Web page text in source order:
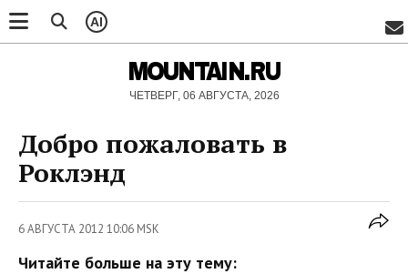
AI
MOUNTAIN.RU
ЧЕТВЕРГ, 06 АВГУСТА, 2026
Добро пожаловать в
Роклэнд
6 АВГУСТА 2012 10:06 MSK
Читайте больше на эту тему: